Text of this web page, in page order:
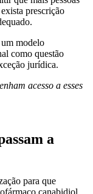
prescrição
modelo
como questão
jurídica.
acesso a esses
a
para que